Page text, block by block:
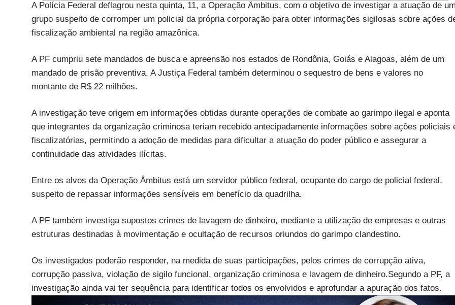
A Polícia Federal deflagrou nesta quinta, 11, a Operação Âmbitus, com o objetivo de investigar a atuação de
grupo suspeito de corromper um policial da própria corporação para obter informações sigilosas sobre ações
fiscalização ambiental na região amazônica.
A PF cumpriu sete mandados de busca e apreensão nos estados de Rondônia, Goiás e Alagoas, além de um
mandado de prisão preventiva. A Justiça Federal também determinou o sequestro de bens e valores no
montante de R$ 22 milhões.
A investigação teve origem em informações obtidas durante operações de combate ao garimpo ilegal e aponta
que integrantes da organização criminosa teriam recebido antecipadamente informações sobre ações policiais
fiscalizatórias, permitindo a adoção de medidas para dificultar a atuação do poder público e assegurar a
continuidade das atividades ilícitas.
Entre os alvos da Operação Âmbitus está um servidor público federal, ocupante do cargo de policial federal,
suspeito de repassar informações sensíveis em benefício da quadrilha.
A PF também investiga supostos crimes de lavagem de dinheiro, mediante a utilização de empresas e outras
estruturas destinadas à movimentação e ocultação de recursos oriundos do garimpo clandestino.
Os investigados poderão responder, na medida de suas participações, pelos crimes de corrupção ativa,
corrupção passiva, violação de sigilo funcional, organização criminosa e lavagem de dinheiro.Segundo a PF, a
investigação ainda vai ter sequência para identificar todos os envolvidos e aprofundar a apuração dos fatos.